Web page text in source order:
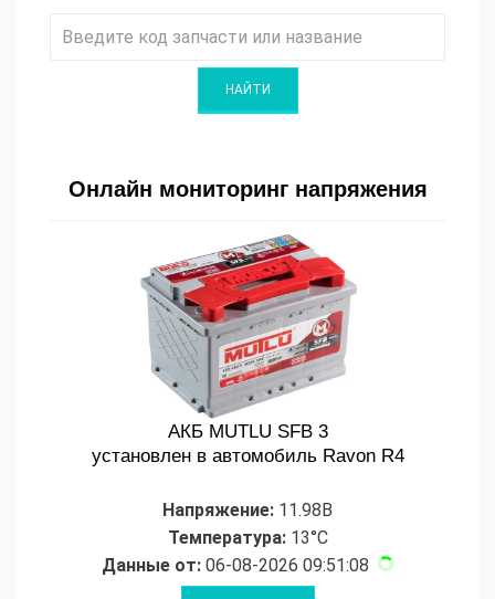
Онлайн мониторинг напряжения
АКБ MUTLU SFB 3
установлен в автомобиль Ravon R4
Напряжение: 11.98В
Температура:13°C
Данные от: 06-08-2026 09:51:08